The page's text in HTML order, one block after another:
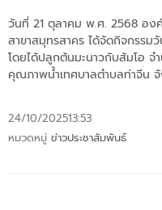
วันที่ 21 ตุลาคม พ.ศ. 2568 องค์
สาขาสมุทรสาคร ได้จัดกิจกรรม
โดยได้ปลูกต้นมะนาวกับส้มโอ
คุณภาพน้ำเทศบาลตำบลท่าจีน
24/10/202513:53
หมวดหมู่ ข่าวประชาสัมพันธ์